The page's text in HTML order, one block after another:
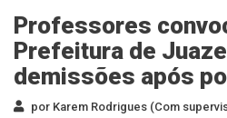
Professores
Prefeitura de
demissões após
por Karem Rodrigues (Com